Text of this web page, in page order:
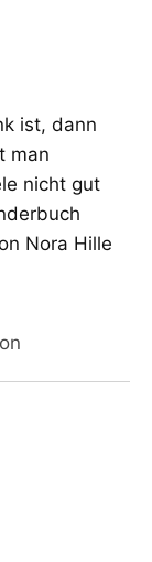
ist, dann
man
nicht gut
Nora Hille